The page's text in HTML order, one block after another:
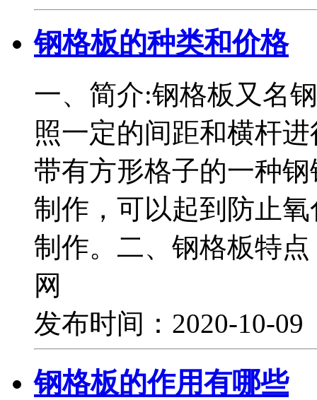
钢格板的种类和价格
一、简介:钢格板又名
照一定的间距和横杆
带有方形格子的一种
制作，可以起到防止
制作。二、钢格板特
网
发布时间：2020-10-
钢格板的作用有哪些